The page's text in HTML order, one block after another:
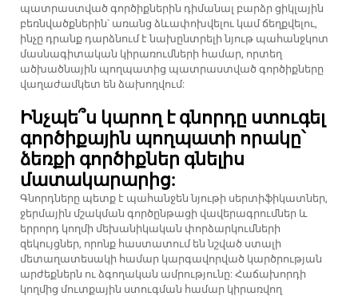
պատրաստված գործիքներին դիմանալ բարձր ցիկլային
բեռնվածքներին՝ առանց ձևափոխվելու կամ ճեղքվելու,
ինչը դրանք դարձնում է նախընտրելի նյութ պահանջկոտ
մասնագիտական կիրառումների համար, որտեղ
ածխածնային պողպատից պատրաստված գործիքները
վաղաժամկետ են ձախողվում:
Ինչպե՞ս կարող է գնորդը ստուգել
գործիքային պողպատի որակը՝
ձեռքի գործիքներ գնելիս
մատակարարից:
Գնորդները պետք է պահանջեն նյութի սերտիֆիկատներ,
ջերմային մշակման գործընթացի վավերագրումներ և
երրորդ կողմի մեխանիկական փորձարկումների
զեկույցներ, որոնք հաստատում են նշված ստալի
մետաղատեսակի համար կարգավորված կարծրության
արժեքներն ու ձգողական ամրությունը: Հաճախորդի
կողմից մուտքային ստուգման համար կիրառվող